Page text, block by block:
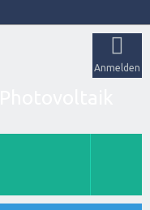
Anmelden